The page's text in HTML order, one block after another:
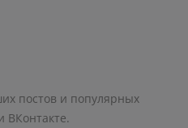
постов и популярных
ВКонтакте.